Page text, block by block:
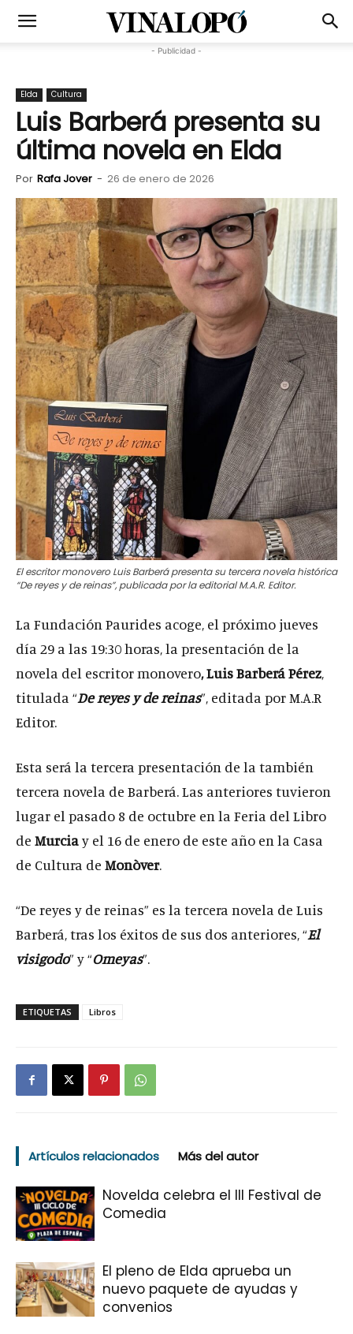
- Publicidad -
Elda Cultura
Luis Barberá presenta su
última novela en Elda
Por Rafa Jover - 26 de enero de 2026
El escritor monovero Luis Barberá presenta su tercera novela histórica
“De reyes y de reinas”, publicada por la editorial M.A.R. Editor.
La Fundación Paurides acoge, el próximo jueves
día 29 a las 19:30 horas, la presentación de la
novela del escritor monovero, Luis Barberá Pérez,
titulada “De reyes y de reinas”, editada por M.A.R
Editor.
Esta será la tercera presentación de la también
tercera novela de Barberá. Las anteriores tuvieron
lugar el pasado 8 de octubre en la Feria del Libro
de Murciay el 16 de enero de este año en la Casa
de Cultura de Monòver.
“De reyes y de reinas” es la tercera novela de Luis
Barberá, tras los éxitos de sus dos anteriores, “El
visigodo” y “Omeyas”.
ETIQUETAS Libros
Artículos relacionados Más del autor
Novelda celebra el III Festival de
Comedia
El pleno de Elda aprueba un
nuevo paquete de ayudas y
convenios